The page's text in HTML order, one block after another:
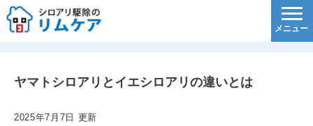
ホーム > シロアリ駆除コラム
ヤマトシロアリとイエシ
ロアリの違いとは
ヤマトシロアリとイエシロアリの違いとは
2025年7月7日 更新